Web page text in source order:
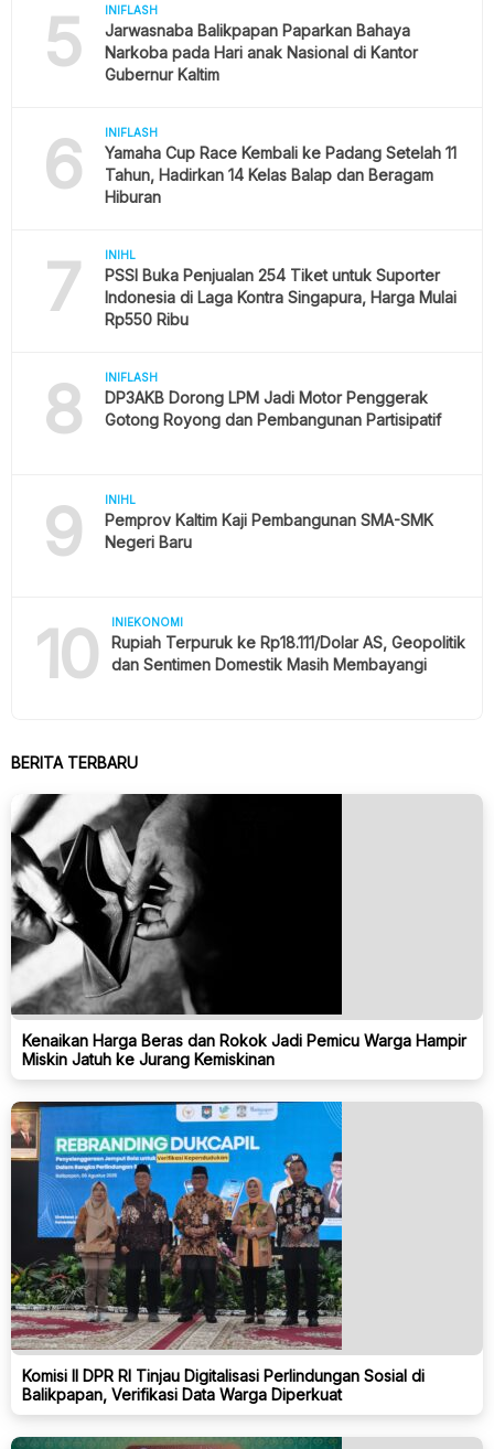
5 INIFLASH
Jarwasnaba Balikpapan Paparkan Bahaya
Narkoba pada Hari anak Nasional di Kantor
Gubernur Kaltim
6 INIFLASH
Yamaha Cup Race Kembali ke Padang Setelah 11
Tahun, Hadirkan 14 Kelas Balap dan Beragam
Hiburan
7 INIHL
PSSI Buka Penjualan 254 Tiket untuk Suporter
Indonesia di Laga Kontra Singapura, Harga Mulai
Rp550 Ribu
8 INIFLASH
DP3AKB Dorong LPM Jadi Motor Penggerak
Gotong Royong dan Pembangunan Partisipatif
9 INIHL
Pemprov Kaltim Kaji Pembangunan SMA-SMK
Negeri Baru
10 INIEKONOMI
Rupiah Terpuruk ke Rp18.111/Dolar AS, Geopolitik
dan Sentimen Domestik Masih Membayangi
BERITA TERBARU
Kenaikan Harga Beras dan Rokok Jadi Pemicu Warga Hampir
Miskin Jatuh ke Jurang Kemiskinan
Komisi II DPR RI Tinjau Digitalisasi Perlindungan Sosial di
Balikpapan, Verifikasi Data Warga Diperkuat